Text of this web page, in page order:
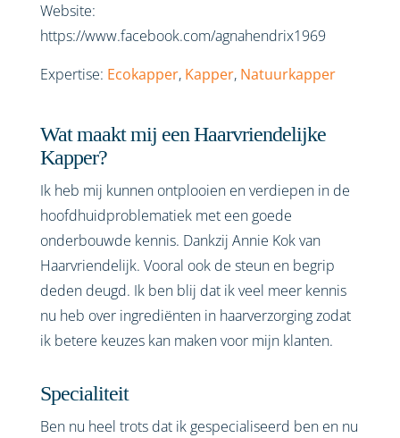
Website:
https://www.facebook.com/agnahendrix1969
Expertise: Ecokapper, Kapper, Natuurkapper
Wat maakt mij een Haarvriendelijke
Kapper?
Ik heb mij kunnen ontplooien en verdiepen in de
hoofdhuidproblematiek met een goede
onderbouwde kennis. Dankzij Annie Kok van
Haarvriendelijk. Vooral ook de steun en begrip
deden deugd. Ik ben blij dat ik veel meer kennis
nu heb over ingrediënten in haarverzorging zodat
ik betere keuzes kan maken voor mijn klanten.
Specialiteit
Ben nu heel trots dat ik gespecialiseerd ben en nu